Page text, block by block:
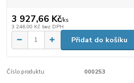
3 927,66 Kč/ks
3 246,00 Kč bez DPH
Přidat do košíku
Číslo produktu: 000253